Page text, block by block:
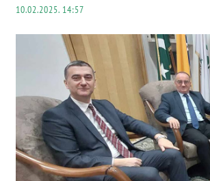
10.02.2025. 14:57